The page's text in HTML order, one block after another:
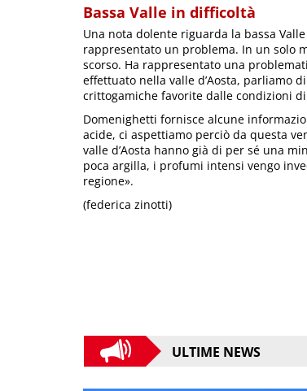
Bassa Valle in difficoltà
Una nota dolente riguarda la bassa
rappresentato un problema. In un solo
scorso. Ha rappresentato una
effettuato nella valle d’Aosta, parliamo
crittogamiche favorite dalle condizioni
Domenighetti fornisce alcune
acide, ci aspettiamo perciò da questa
valle d’Aosta hanno già di per sé una
poca argilla, i profumi intensi vengo
regione».
(federica zinotti)
ULTIME NEWS